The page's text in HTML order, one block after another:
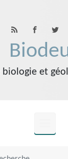
biologie et